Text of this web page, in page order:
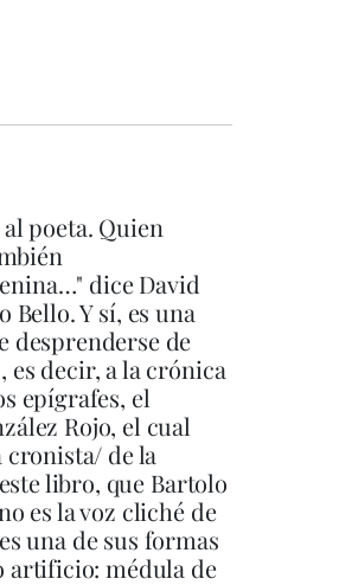
poeta. Quien
dice David
Bello. Y sí, es una
desprenderse de
es decir, a la crónica
epígrafes, el
Rojo, el cual
cronista/ de la
libro, que Bartolo
es la voz cliché de
una de sus formas
artificio: médula de